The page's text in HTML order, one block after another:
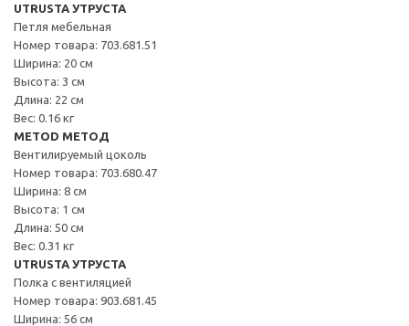
UTRUSTA УТРУСТА
Петля мебельная
Номер товара: 703.681.51
Ширина: 20 см
Высота: 3 см
Длина: 22 см
Вес: 0.16 кг
METOD МЕТОД
Вентилируемый цоколь
Номер товара: 703.680.47
Ширина: 8 см
Высота: 1 см
Длина: 50 см
Вес: 0.31 кг
UTRUSTA УТРУСТА
Полка с вентиляцией
Номер товара: 903.681.45
Ширина: 56 см